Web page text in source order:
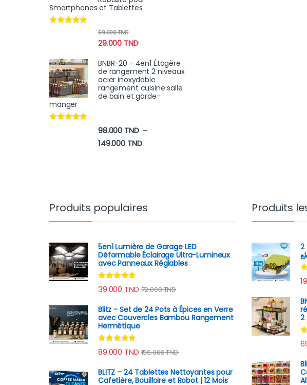
Smartphones et Tablettes
29.000 TND
59.000TND
BNBR-20 - 4en1 Étagère
de rangement 2 niveaux
acier inoxydable
rangement cuisine salle
de bain et garde-
manger
98.000 TND –
149.000 TNDPlage de prix : 98.000 TND à 149.000 TND
Produits populaires
5en1 Lumière de Garage LED
Déformable Éclairage Ultra-Lumineux
avec Panneaux Réglables
Note4.82
sur 5
39.000 TND 72.000TND
Blitz - Set de 24 Pots à Épices en Verre
avec Couvercles Bambou Rangement
Hermétique
Note4.67
sur 5
89.000 TND 156.000TND
BLITZ – 24 Tablettes Nettoyantes pour
Cafetière, Bouilloire et Robot | 12 Mois
Produits
قشارة 4 في 1 (للسمك، الخضرة والغلال) – 2
2